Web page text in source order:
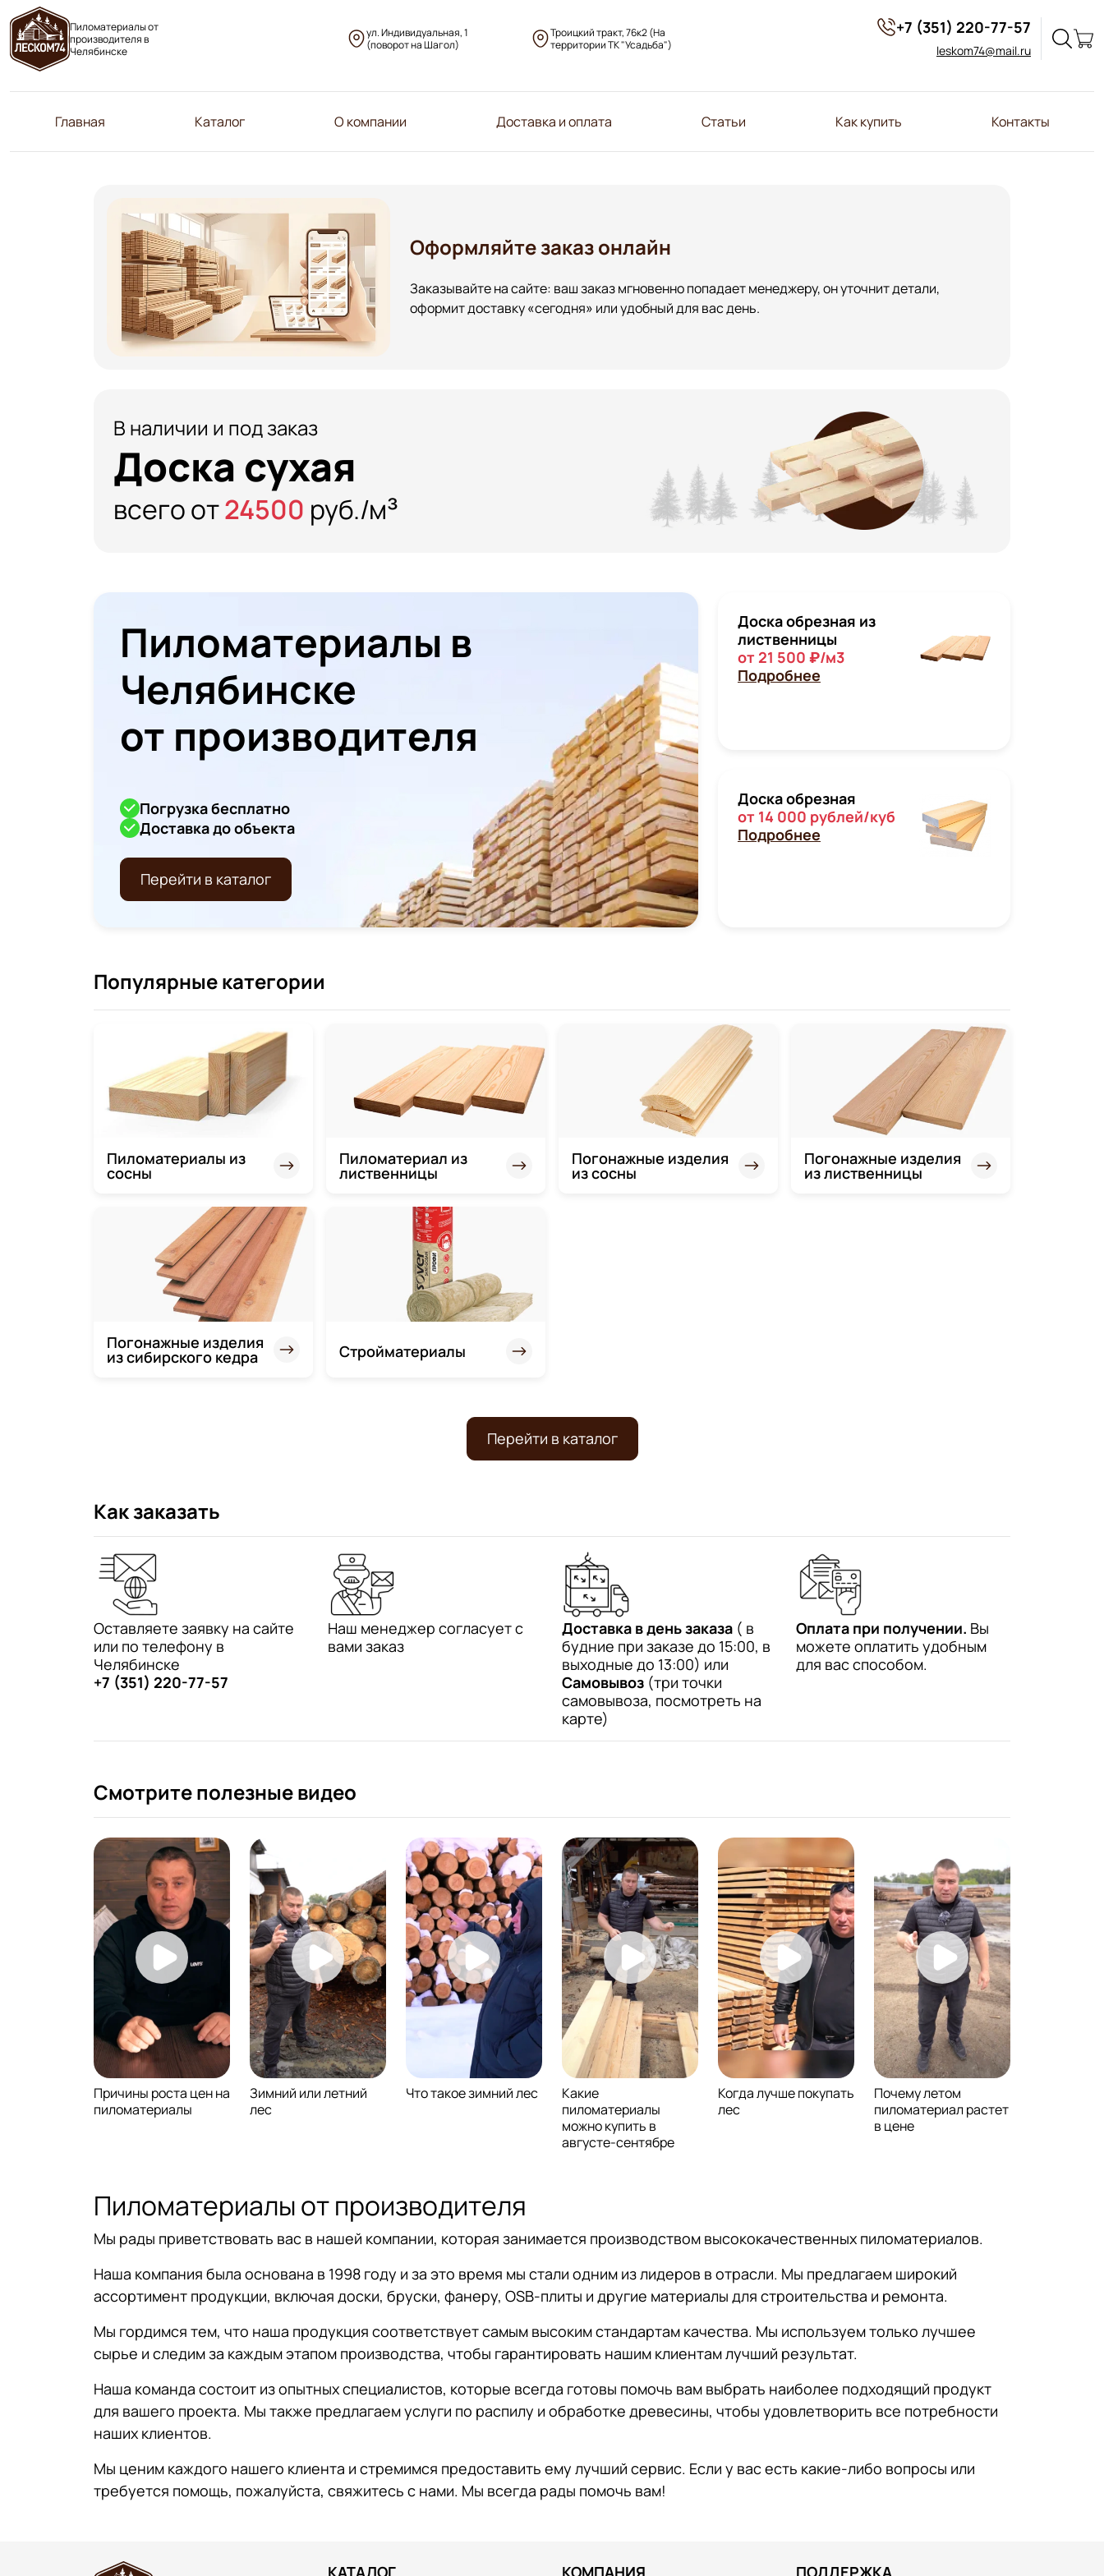
Пиломатериалы от
производителя в
Челябинске
ул. Индивидуальная, 1
(поворот на Шагол)
Троицкий тракт, 76к2 (На
территории ТК "Усадьба")
+7 (351) 220-77-57
leskom74@mail.ru
Главная Каталог О компании Доставка и оплата Статьи Как купить Контакты
Оформляйте заказ онлайн
Заказывайте на сайте: ваш заказ мгновенно попадает менеджеру, он уточнит детали,
оформит доставку «сегодня» или удобный для вас день.
В наличии и под заказ
Доска сухая
всего от24500 руб./м³
Пиломатериалы в
Челябинске
от производителя
Погрузка бесплатно
Доставка до объекта
Перейти в каталог
Доска обрезная из
лиственницы
от 21 500 ₽/м3
Подробнее
Доска обрезная
от 14 000 рублей/куб
Подробнее
Популярные категории
Пиломатериалы из
сосны
Пиломатериал из
лиственницы
Погонажные изделия
из сосны
Погонажные изделия
из лиственницы
Погонажные изделия
из сибирского кедра Стройматериалы
Перейти в каталог
Как заказать
Оставляете заявку на сайте
или по телефону в
Челябинске
+7 (351) 220-77-57
Наш менеджер согласует с
вами заказ
Доставка в день заказа ( в
будние при заказе до 15:00, в
выходные до 13:00) или
Самовывоз (три точки
самовывоза, посмотреть на
карте)
Оплата при получении. Вы
можете оплатить удобным
для вас способом.
Смотрите полезные видео
Причины роста цен на
пиломатериалы
Зимний или летний
лес
Что такое зимний лес
Какие
пиломатериалы
можно купить в
августе-сентябре
Когда лучше покупать
лес
Почему летом
пиломатериал растет
в цене
Пиломатериалы от производителя
Мы рады приветствовать вас в нашей компании, которая занимается производством высококачественных пиломатериалов.
Наша компания была основана в 1998 году и за это время мы стали одним из лидеров в отрасли. Мы предлагаем широкий
ассортимент продукции, включая доски, бруски, фанеру, OSB-плиты и другие материалы для строительства и ремонта.
Мы гордимся тем, что наша продукция соответствует самым высоким стандартам качества. Мы используем только лучшее
сырье и следим за каждым этапом производства, чтобы гарантировать нашим клиентам лучший результат.
Наша команда состоит из опытных специалистов, которые всегда готовы помочь вам выбрать наиболее подходящий продукт
для вашего проекта. Мы также предлагаем услуги по распилу и обработке древесины, чтобы удовлетворить все потребности
наших клиентов.
Мы ценим каждого нашего клиента и стремимся предоставить ему лучший сервис. Если у вас есть какие-либо вопросы или
требуется помощь, пожалуйста, свяжитесь с нами. Мы всегда рады помочь вам!
КАТАЛОГ КОМПАНИЯ ПОДДЕРЖКА